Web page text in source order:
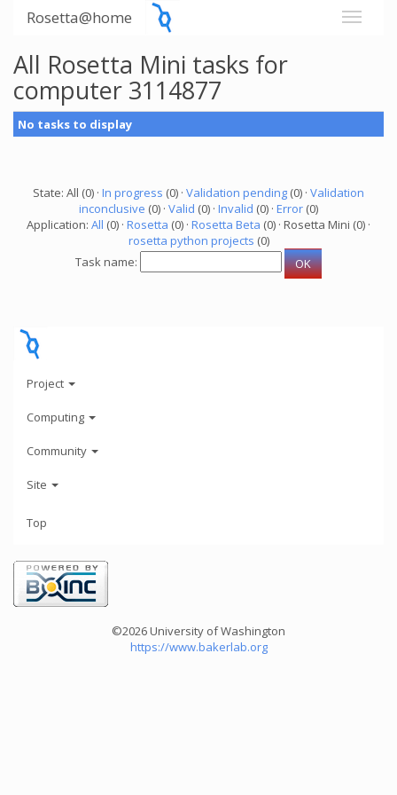
Rosetta@home
All Rosetta Mini tasks for
computer 3114877
No tasks to display
State: All (0) · In progress (0) · Validation pending (0) · Validation
inconclusive (0) · Valid (0) · Invalid (0) · Error (0)
Application: All (0) · Rosetta (0) · Rosetta Beta (0) · Rosetta Mini (0) ·
rosetta python projects (0)
Task name:
Project
Computing
Community
Site
Top
©2026 University of Washington
https://www.bakerlab.org